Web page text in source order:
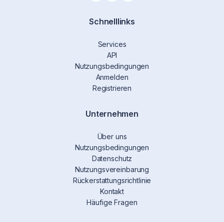
Schnelllinks
Services
API
Nutzungsbedingungen
Anmelden
Registrieren
Unternehmen
Über uns
Nutzungsbedingungen
Datenschutz
Nutzungsvereinbarung
Rückerstattungsrichtlinie
Kontakt
Häufige Fragen